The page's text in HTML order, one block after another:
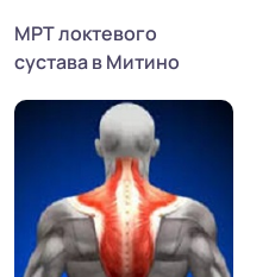
МРТ локтевого
сустава в Митино